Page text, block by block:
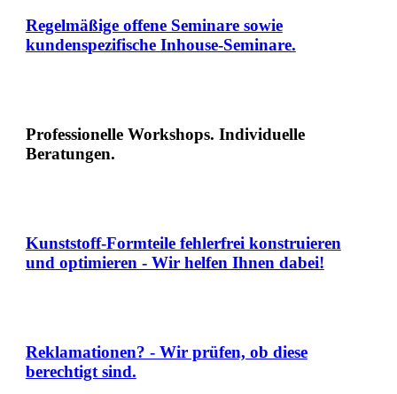
Regelmäßige offene Seminare sowie
kundenspezifische Inhouse-Seminare.
Professionelle Workshops. Individuelle
Beratungen.
Kunststoff-Formteile fehlerfrei konstruieren
und optimieren - Wir helfen Ihnen dabei!
Reklamationen? - Wir prüfen, ob diese
berechtigt sind.